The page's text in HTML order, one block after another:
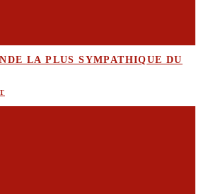
LA PLUS SYMPATHIQUE DU